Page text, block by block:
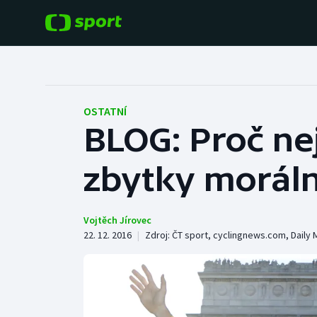
Hokej
Tenis
Cyklistika
Baseball a softbal
Basketbal
Box
OSTATNÍ
BLOG: Proč
zbytky
Vojtěch Jírovec
22. 12. 2016 | Zdroj: ČT sport, cyclingnews.com, Daily